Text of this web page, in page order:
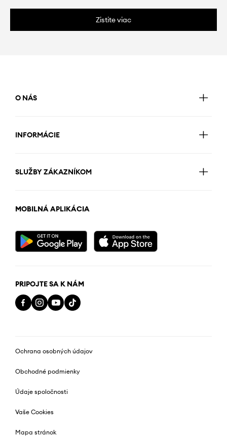
Zistite viac
O NÁS
INFORMÁCIE
SLUŽBY ZÁKAZNÍKOM
MOBILNÁ APLIKÁCIA
PRIPOJTE SA K NÁM
Ochrana osobných údajov
Obchodné podmienky
Údaje spoločnosti
Vaše Cookies
Mapa stránok